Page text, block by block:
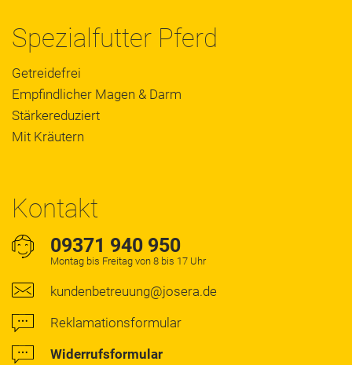
Spezialfutter Pferd
Getreidefrei
Empfindlicher Magen & Darm
Stärkereduziert
Mit Kräutern
Kontakt
09371 940 950
Montag bis Freitag von 8 bis 17 Uhr
kundenbetreuung@josera.de
Reklamationsformular
Widerrufsformular